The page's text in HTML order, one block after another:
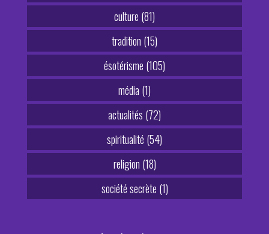
culture (81)
tradition (15)
ésotérisme (105)
média (1)
actualités (72)
spiritualité (54)
religion (18)
société secrète (1)